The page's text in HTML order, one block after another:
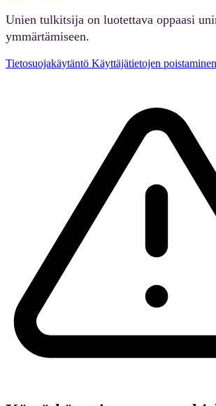
Unien tulkitsija on luotettava oppaasi
ymmärtämiseen.
Tietosuojakäytäntö Käyttäjätietojen poistaminen